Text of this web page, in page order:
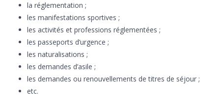
la réglementation ;
les manifestations sportives ;
les activités et professions réglementées ;
les passeports d’urgence ;
les naturalisations ;
les demandes d’asile ;
les demandes ou renouvellements de titres de séjour ;
etc.